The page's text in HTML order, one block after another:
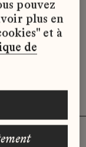
pas
pour le
pouvez
plus en
et à
de